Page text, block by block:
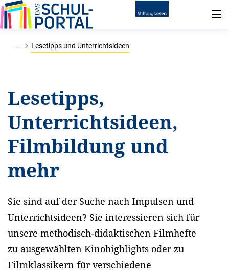
... Lesetipps und Unterrichtsideen
Lesetipps,
Unterrichtsideen,
Filmbildung und
mehr
Sie sind auf der Suche nach Impulsen und
Unterrichtsideen? Sie interessieren sich für
unsere methodisch-didaktischen Filmhefte
zu ausgewählten Kinohighlights oder zu
Filmklassikern für verschiedene